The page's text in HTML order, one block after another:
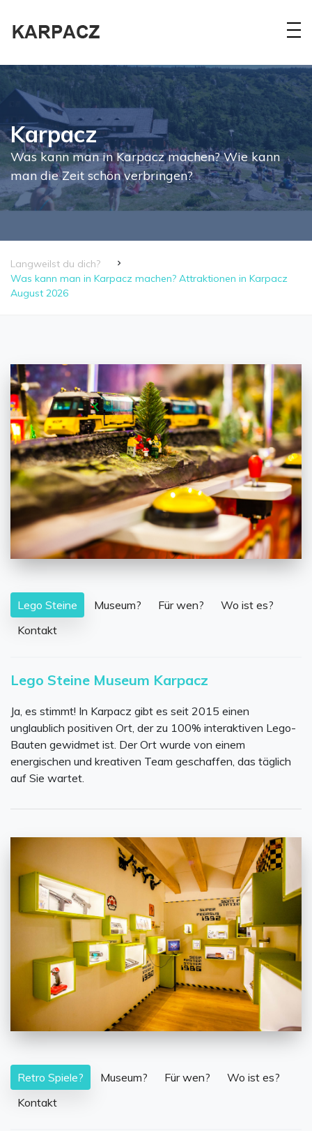
Karpacz
Was kann man in Karpacz machen? Wie kann
man die Zeit schön verbringen?
Langweilst du dich?
Was kann man in Karpacz machen? Attraktionen in Karpacz
August 2026
Lego Steine Museum? Für wen?
Wo ist es?
Kontakt
Lego Steine Museum Karpacz
Ja, es stimmt! In Karpacz gibt es seit 2015 einen
unglaublich positiven Ort, der zu 100% interaktiven Lego-
Bauten gewidmet ist. Der Ort wurde von einem
energischen und kreativen Team geschaffen, das täglich
auf Sie wartet.
Retro Spiele? Museum? Für wen?
Wo ist es?
Kontakt